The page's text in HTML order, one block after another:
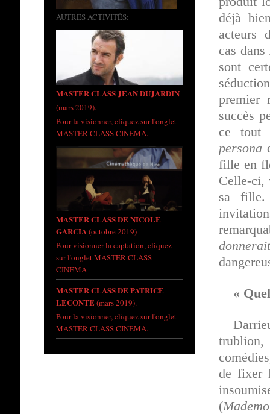
déjà
acteurs
cas dans
sont
premier
succès
ce tout
persona
fille en
Celle-ci,
sa fille.
«
de fixer
(
AUTRES ACTIVITÉS:
MASTER CLASS JEAN DUJARDIN
(mars 2019).
Pour la visionner, cliquez sur l'onglet
MASTER CLASS CINÉMA.
MASTER CLASS DE NICOLE
GARCIA (octobre 2019)
Pour visionner la captation, cliquez
sur l'onglet MASTER CLASS
CINÉMA
MASTER CLASS DE PATRICE
LECONTE(mars 2019).
Pour la visionner, cliquez sur l'onglet
MASTER CLASS CINÉMA.